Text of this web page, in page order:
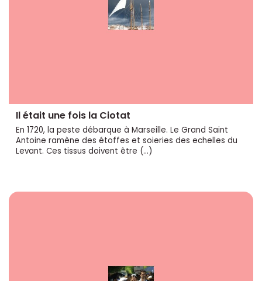
Il était une fois la Ciotat
En 1720, la peste débarque à Marseille. Le Grand Saint
Antoine ramène des étoffes et soieries des echelles du
Levant. Ces tissus doivent être (…)